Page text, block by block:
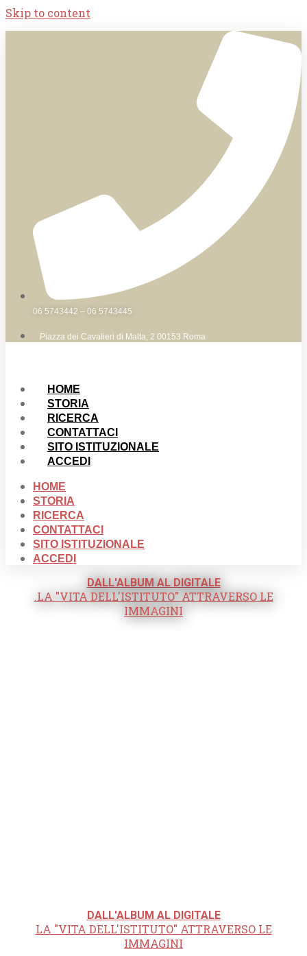
Skip to content
06 5743442 – 06 5743445
Piazza dei Cavalieri di Malta, 2 00153 Roma
HOME
STORIA
RICERCA
CONTATTACI
SITO ISTITUZIONALE
ACCEDI
HOME
STORIA
RICERCA
CONTATTACI
SITO ISTITUZIONALE
ACCEDI
DALL'ALBUM AL DIGITALE
.LA "VITA DELL'ISTITUTO" ATTRAVERSO LE
IMMAGINI
DALL'ALBUM AL DIGITALE
LA "VITA DELL'ISTITUTO" ATTRAVERSO LE
IMMAGINI